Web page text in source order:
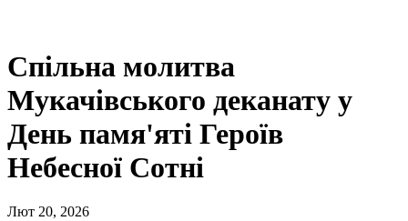
Спільна молитва
Мукачівського деканату у
День памя'яті Героїв
Небесної Сотні
Лют 20, 2026